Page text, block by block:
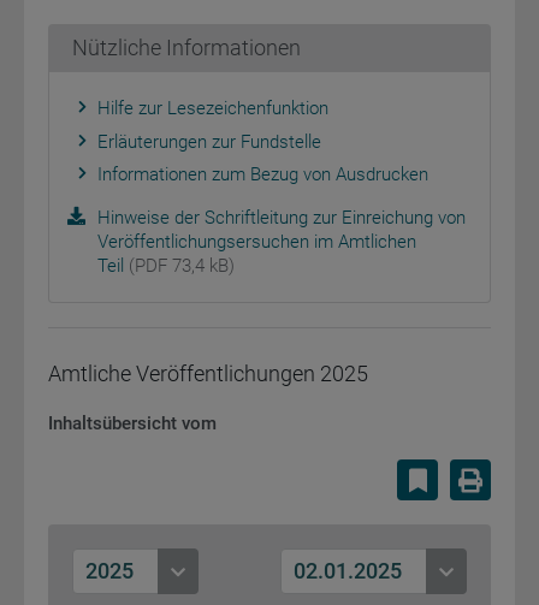
Nützliche Informationen
Hilfe zur Lesezeichenfunktion
Erläuterungen zur Fundstelle
Informationen zum Bezug von Ausdrucken
Hinweise der Schriftleitung zur Einreichung von
Veröffentlichungsersuchen im Amtlichen
Teil (PDF 73,4 kB)
Amtliche Veröffentlichungen 2025
Inhaltsübersicht vom
2025 02.01.2025